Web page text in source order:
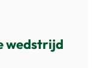
wedstrijd